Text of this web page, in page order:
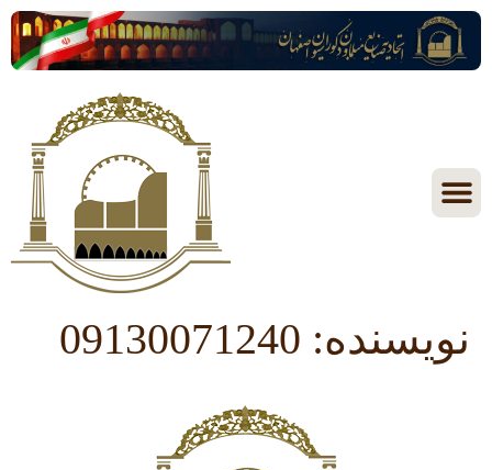
نویسنده: 09130071240